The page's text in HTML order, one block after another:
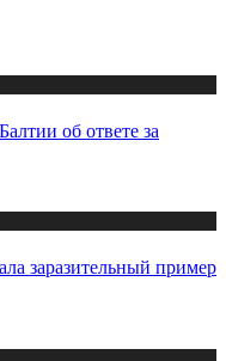
об ответе за
заразительный пример